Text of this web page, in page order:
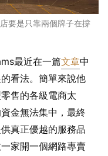
要是只靠兩個牌子在撐
最近在一篇文章中
看法。簡單來說他
售的各級電商太
金無法集中，最終
真正優越的服務品
家開一個網路專賣